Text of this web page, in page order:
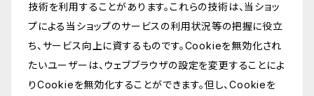
技術を利用することがあります。これらの技術は、当ショッ
プによる当ショップのサービスの利用状況等の把握に役立
ち、サービス向上に資するものです。Cookieを無効化され
たいユーザーは、ウェブブラウザの設定を変更することによ
りCookieを無効化することができます。但し、Cookieを